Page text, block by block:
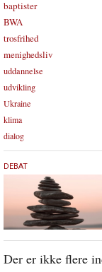
baptister
BWA
trosfrihed
menighedsliv
uddannelse
udvikling
Ukraine
klima
dialog
5.
DEBAT
Der er ikke flere